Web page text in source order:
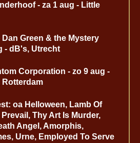
- za 1 aug - Little
Dan Green & the Mystery
- dB's, Utrecht
Corporation - zo 9 aug -
Rotterdam
oa Helloween, Lamb Of
Thy Art Is Murder,
Angel, Amorphis,
Urne, Employed To Serve